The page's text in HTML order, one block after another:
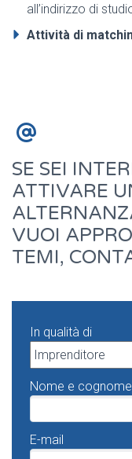
all’indirizzo di
Attività di


SE SEI
ATTIVARE
VUOI
TEMI,
In qualità di
Nome e cognome
E-mail